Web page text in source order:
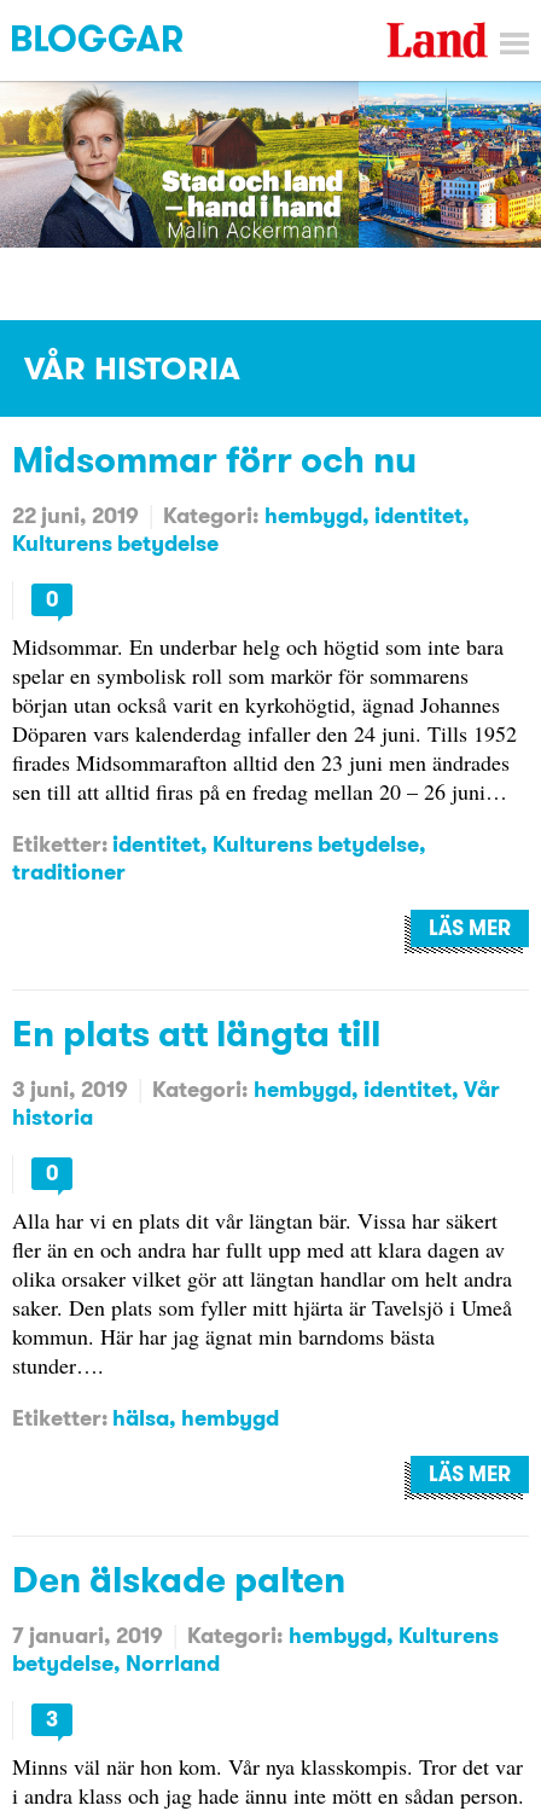
VÅR HISTORIA
Midsommar förr och nu
22 juni, 2019 Kategori: hembygd identitet
Kulturens betydelse
0
Midsommar. En underbar helg och högtid som inte bara
spelar en symbolisk roll som markör för sommarens
början utan också varit en kyrkohögtid, ägnad Johannes
Döparen vars kalenderdag infaller den 24 juni. Tills 1952
firades Midsommarafton alltid den 23 juni men ändrades
sen till att alltid firas på en fredag mellan 20 – 26 juni…
Etiketter:identitet, Kulturens betydelse,
traditioner
LÄS MER
En plats att längta till
3 juni, 2019 Kategori: hembygd identitet Vår
historia
0
Alla har vi en plats dit vår längtan bär. Vissa har säkert
fler än en och andra har fullt upp med att klara dagen av
olika orsaker vilket gör att längtan handlar om helt andra
saker. Den plats som fyller mitt hjärta är Tavelsjö i Umeå
kommun. Här har jag ägnat min barndoms bästa
stunder….
Etiketter: hälsa, hembygd
LÄS MER
Den älskade palten
7 januari, 2019 Kategori: hembygd Kulturens
betydelse Norrland
3
Minns väl när hon kom. Vår nya klasskompis. Tror det var
i andra klass och jag hade ännu inte mött en sådan person.